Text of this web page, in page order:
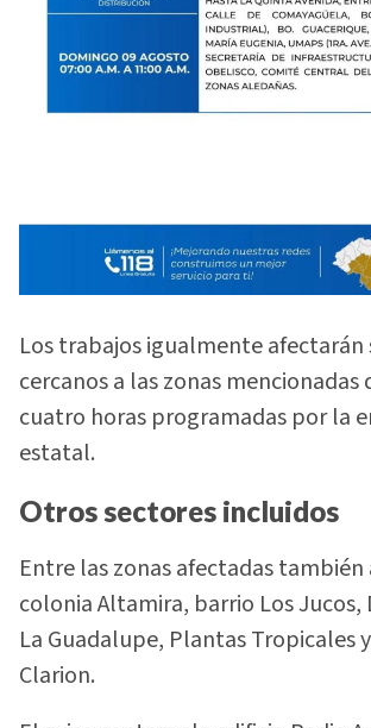
Los trabajos igualmente afectarán
cercanos a las zonas
cuatro horas programadas por la
estatal.
Otros sectores incluidos
Entre las zonas afectadas también
colonia Altamira, barrio Los Jucos,
La Guadalupe, Plantas Tropicales
Clarion.